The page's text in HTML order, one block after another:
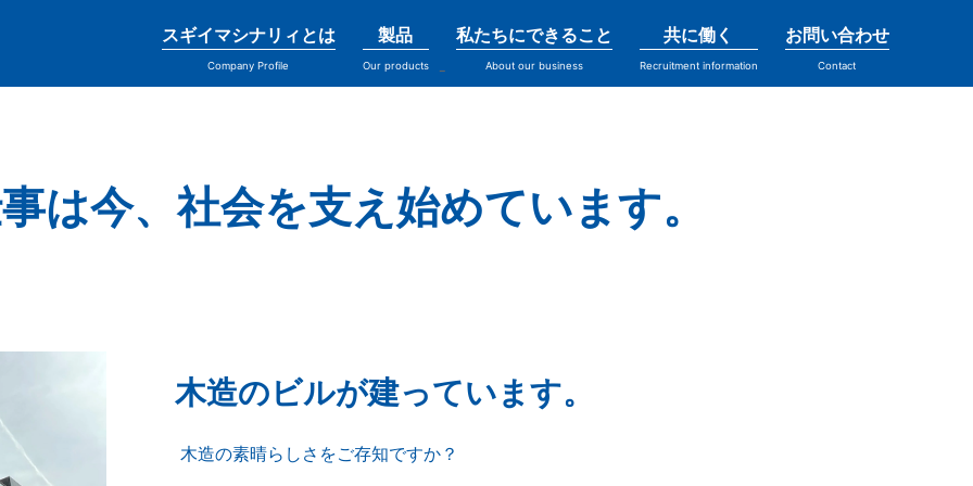
スギイマシナリィとは
Company Profile
製品
Our products
私たちにできること
About our business
共に働く
Recruitment information
お問い合わせ
Contact
は今、社会を支え始めています。
木造のビルが建っています。
木造の素晴らしさをご存知ですか？